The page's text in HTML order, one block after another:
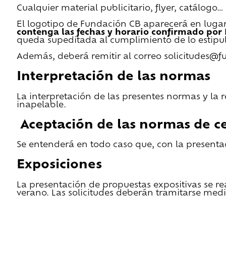
Cualquier material publicitario, flyer, catálogo…
El logotipo de Fundación CB aparecerá en
contenga las fechas y horario confirmado por
queda supeditada al cumplimiento de lo
Además, deberá remitir al correo
Interpretación de las normas
La interpretación de las presentes normas y la
inapelable.
Aceptación de las normas de
Se entenderá en todo caso que, con la
Exposiciones
La presentación de propuestas expositivas se
verano. Las solicitudes deberán tramitarse